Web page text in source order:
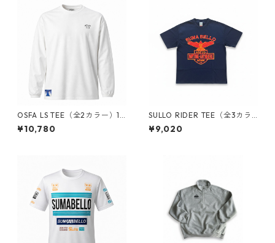
OSFA LS TEE（全2カラー）18
30201019
¥10,780
SULLO RIDER TEE（全3カラ
ー）1820301040
¥9,020